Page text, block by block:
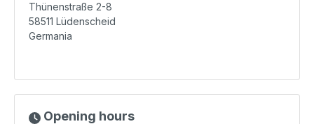
Thünenstraße 2-8
58511 Lüdenscheid
Germania
Opening hours